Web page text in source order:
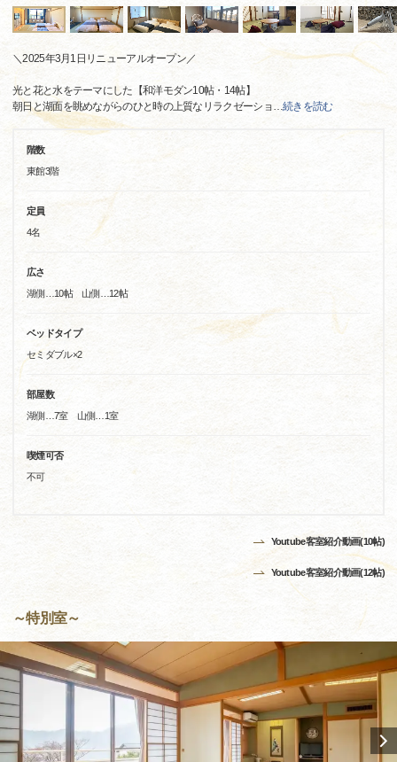
＼2025年3月1日リニューアルオープン／
光と花と水をテーマにした【和洋モダン10帖・14帖】
朝日と湖面を眺めながらのひと時の上質なリラクゼーショ…続きを読む
階数
東館3階
定員
4名
広さ
湖側…10帖 山側…12帖
ベッドタイプ
セミダブル×2
部屋数
湖側…7室 山側…1室
喫煙可否
不可
Youtube客室紹介動画(10帖)
Youtube客室紹介動画(12帖)
～特別室～